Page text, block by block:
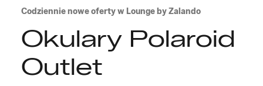
Codziennie nowe oferty w Lounge by Zalando
Okulary Polaroid
Outlet